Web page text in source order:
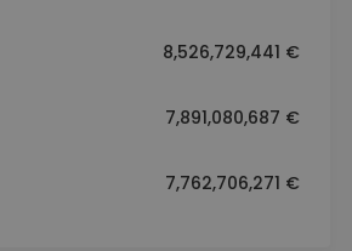
8,526,729,441 €
7,891,080,687 €
7,762,706,271 €